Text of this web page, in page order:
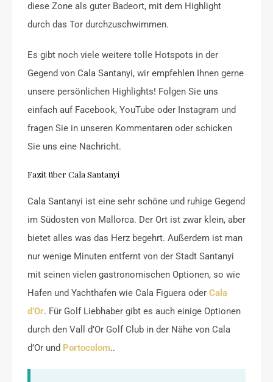
diese Zone als guter Badeort, mit dem Highlight
durch das Tor durchzuschwimmen.
Es gibt noch viele weitere tolle Hotspots in der
Gegend von Cala Santanyi, wir empfehlen Ihnen gerne
unsere persönlichen Highlights! Folgen Sie uns
einfach auf Facebook, YouTube oder Instagram und
fragen Sie in unseren Kommentaren oder schicken
Sie uns eine Nachricht.
Fazit über Cala Santanyi
Cala Santanyi ist eine sehr schöne und ruhige Gegend
im Südosten von Mallorca. Der Ort ist zwar klein, aber
bietet alles was das Herz begehrt. Außerdem ist man
nur wenige Minuten entfernt von der Stadt Santanyi
mit seinen vielen gastronomischen Optionen, so wie
Hafen und Yachthafen wie Cala Figuera oder Cala
d’Or. Für Golf Liebhaber gibt es auch einige Optionen
durch den Vall d’Or Golf Club in der Nähe von Cala
d’Or und Portocolom..